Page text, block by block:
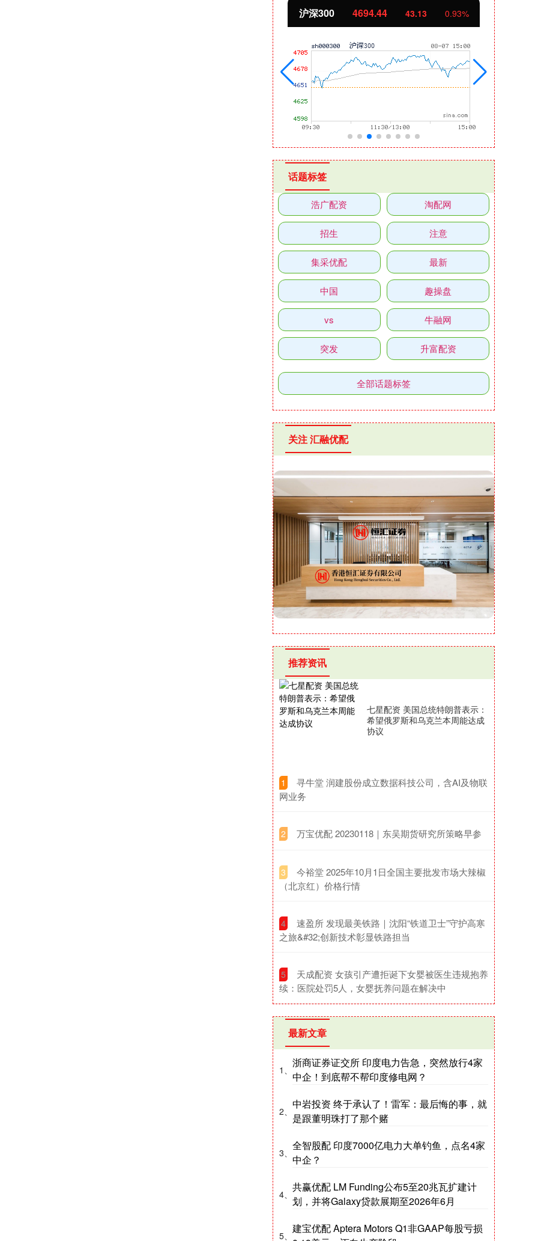
沪深300 4694.44 43.13 0.93%
话题标签
浩广配资 淘配网
招生 注意
集采优配 最新
中国 趣操盘
vs 牛融网
突发 升富配资
全部话题标签
关注 汇融优配
推荐资讯
七星配资 美国总统特朗普表示：
希望俄罗斯和乌克兰本周能达成
协议
1
​寻牛堂 润建股份成立数据科技公司，含AI及物联
网业务
2 ​万宝优配 20230118｜东吴期货研究所策略早参
3
​今裕堂 2025年10月1日全国主要批发市场大辣椒
（北京红）价格行情
4
​速盈所 发现最美铁路｜沈阳“铁道卫士”守护高寒
之旅&#32;创新技术彰显铁路担当
5
​天成配资 女孩引产遭拒诞下女婴被医生违规抱养
续：医院处罚5人，女婴抚养问题在解决中
最新文章
1、
浙商证券证交所 印度电力告急，突然放行4家
中企！到底帮不帮印度修电网？
2、
中岩投资 终于承认了！雷军：最后悔的事，就
是跟董明珠打了那个赌
3、
全智股配 印度7000亿电力大单钓鱼，点名4家
中企？
4、
共赢优配 LM Funding公布5至20兆瓦扩建计
划，并将Galaxy贷款展期至2026年6月
5、
建宝优配 Aptera Motors Q1非GAAP每股亏损